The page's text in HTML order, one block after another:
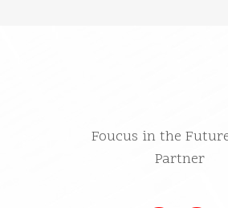
Foucus in the
Partner